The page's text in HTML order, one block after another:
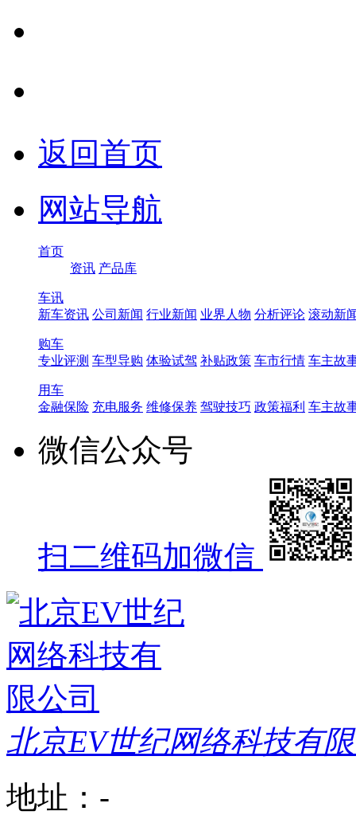
返回首页
网站导航
首页
资讯 产品库
车讯
新车资讯 公司新闻 行业新闻 业界人物 分析评论 滚动新
购车
专业评测 车型导购 体验试驾 补贴政策 车市行情 车主故
用车
金融保险 充电服务 维修保养 驾驶技巧 政策福利 车主故
微信公众号
扫二维码加微信
北京EV世纪网络科技有
地址：-